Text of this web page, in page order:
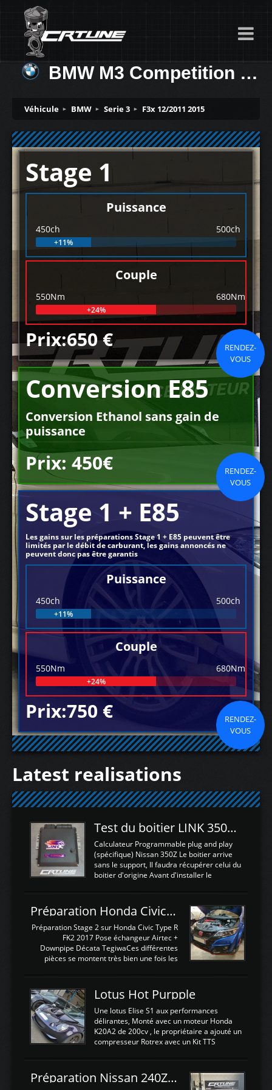
BMW M3 Competition 450ch
Véhicule BMW Serie 3 F3x 12/2011 2015
Stage 1
Puissance
450ch 500ch
+11%
Couple
550Nm 680Nm
+24%
Prix:650 €
RENDEZ-
VOUS
Conversion E85
Conversion Ethanol sans gain de
puissance
Prix: 450€
RENDEZ-
VOUS
Stage 1 + E85
Les gains sur les préparations Stage 1 + E85 peuvent être
limités par le débit de carburant, les gains annoncés ne
peuvent donc pas être garantis
Puissance
450ch 500ch
+11%
Couple
550Nm 680Nm
+24%
Prix:750 €
RENDEZ-
VOUS
Latest realisations
Test du boitier LINK 350Z Plugin ECU
Calculateur Programmable plug and play
(spécifique) Nissan 350Z Le boitier arrive
sans le support, Il faudra récupérer celui du
boitier d'origine Avant d'installer le
d'envoyer l'information de la large bande
dans le boitier. sydney sweeney deepfake
La sortie 0-5V de l'afr sera connectée sur
l'entrée AN Volt 8 et GndAN pour
Analogique, et Volt car l'information est une
tension (Pas une résistance variable d'un
est temps de brancher le ...
Préparation Honda Civic Type R FK2
Préparation Stage 2 sur Honda Civic Type R
FK2 2017 Pose échangeur Airtec +
Downpipe Décata TegiwaCes différentes
pièces se montent très bien une fois les
légere découpe du plastique inferieur,
negénant en rien la structure ou le
fonctionnement du fond plat. Une
reprogrammation Stage 2 est faite sur le
calculateur d'origine. Une alternative
économique au passage sur Hondata
d'origine 310cv et 400Nn , Une fois
reprogrammé et les ...
Lotus Hot Purpple
Une lotus Elise S1 aux performances
délirantes, Monté avec un moteur Honda
K20A2 de 200cv , le propriétaire a ajouté un
compresseur Rotrex avec un Kit TTS
d'augmenter la puissance de son moteur:
un watercooler a été ajouté. 300Cv sans
Préparation Nissan 240Z SR20DET